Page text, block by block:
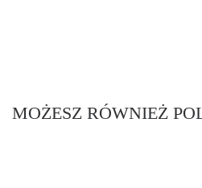
MOŻESZ RÓWNIEŻ